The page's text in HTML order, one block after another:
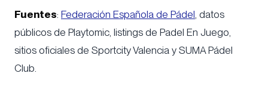
Fuentes: Federación Española de Pádel, datos
públicos de Playtomic, listings de Padel En Juego,
sitios oficiales de Sportcity Valencia y SUMA Pádel
Club.